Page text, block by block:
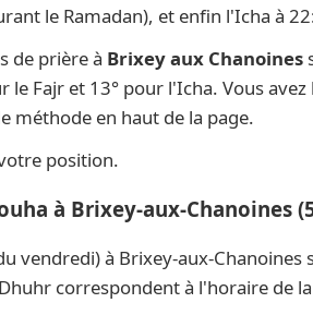
le Ramadan), et enfin l'Icha à
de prière à Brixey aux Chanoines
le Fajr et 13° pour l'Icha. Vous
méthode en haut de la page.
position.
à Brixey-aux-Chanoines
vendredi) à Brixey-aux-
correspondent à l'horaire de la